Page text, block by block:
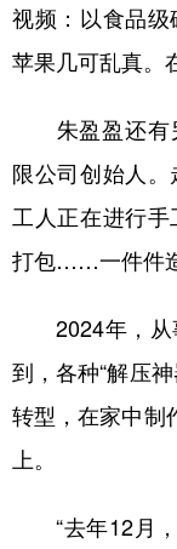
视频：以食品
苹果几可乱真。
朱盈盈还有
限公司创始人
工人正在进行
打包……一件件造
2024年，从
到，各种“解压
转型，在家中制
上。
“去年12月，